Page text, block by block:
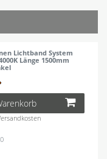
Lichtband System
Länge 1500mm